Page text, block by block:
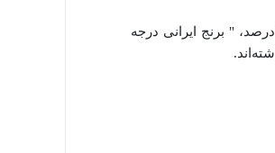
به گزارش همشهری ، در دی ماه ۱۴۰۴ در گروه نان و غلات، اقلام "برنج خارجی درجه یک" با ۳۷.۴ درصد، " برنج ایرانی درجه